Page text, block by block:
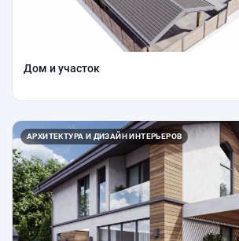
Дом и участок
АРХИТЕКТУРА И ДИЗАЙН ИНТЕРЬЕРОВ